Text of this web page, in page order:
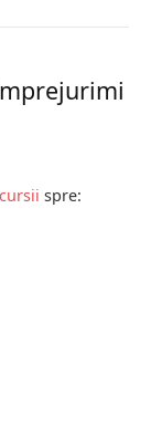
spre: